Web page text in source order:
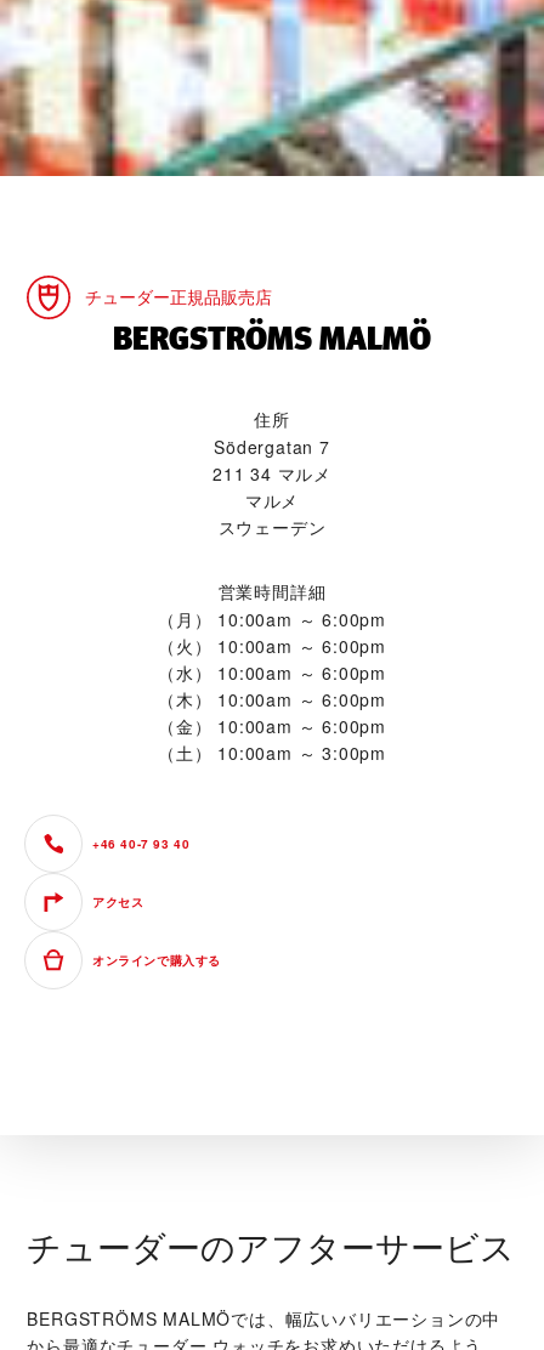
チューダー正規品販売店
‭BERGSTRÖMS MALMÖ‬
住所
Södergatan 7
211 34 マルメ
マルメ
スウェーデン
営業時間詳細
（月）
10:00am ～ 6:00pm
（火）
10:00am ～ 6:00pm
（水）
10:00am ～ 6:00pm
（木）
10:00am ～ 6:00pm
（金）
10:00am ～ 6:00pm
（土）
10:00am ～ 3:00pm
+46 40-7 93 40
アクセス
オンラインで購入する
チューダーのアフターサービス
‭BERGSTRÖMS MALMÖ‬では、幅広いバリエーションの中
から最適なチューダー ウォッチをお求めいただけるよう、